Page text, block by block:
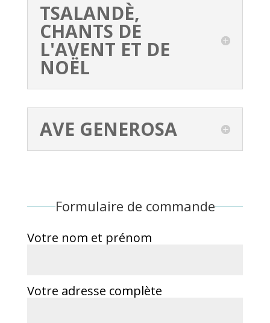
TSALANDÈ,
CHANTS DE
L'AVENT ET DE
NOËL
AVE GENEROSA
Formulaire de commande
Votre nom et prénom
Votre adresse complète